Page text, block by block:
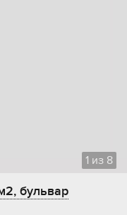
1 из 8
бульвар